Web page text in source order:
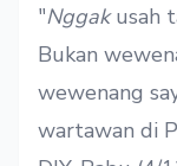
"Nggakusah
Bukan
wewenang
wartawan di